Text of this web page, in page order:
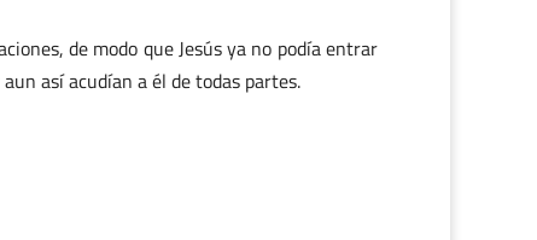
de modo que Jesús ya no podía entrar
así acudían a él de todas partes.